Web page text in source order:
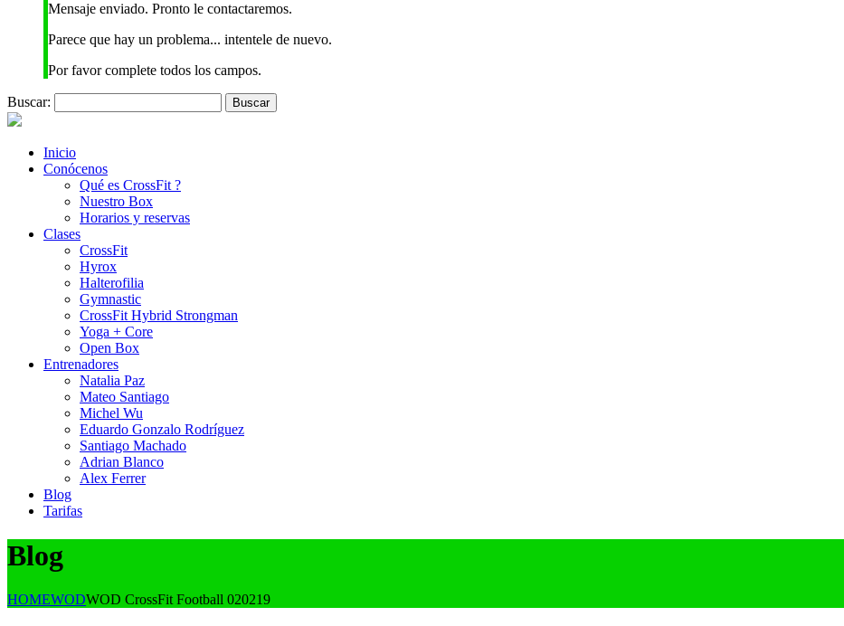
Mensaje enviado. Pronto le contactaremos.
Parece que hay un problema... intentele de nuevo.
Por favor complete todos los campos.
Buscar:
Inicio
Conócenos
Qué es CrossFit ?
Nuestro Box
Horarios y reservas
Clases
CrossFit
Hyrox
Halterofilia
Gymnastic
CrossFit Hybrid Strongman
Yoga + Core
Open Box
Entrenadores
Natalia Paz
Mateo Santiago
Michel Wu
Eduardo Gonzalo Rodríguez
Santiago Machado
Adrian Blanco
Alex Ferrer
Blog
Tarifas
Blog
HOMEWODWOD CrossFit Football 020219